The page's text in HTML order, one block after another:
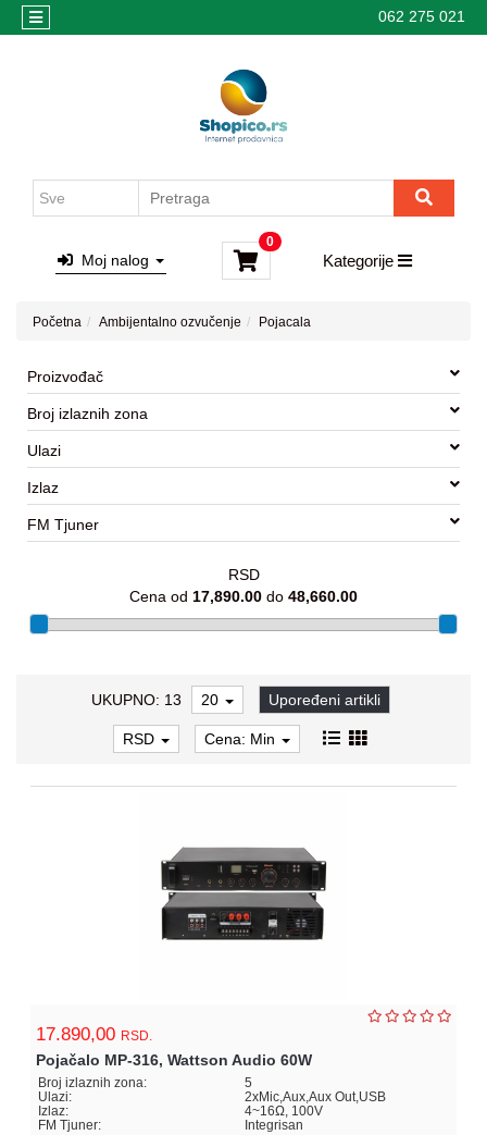
062 275 021
Moj nalog
0
Kategorije
Kategorije
Kontrola
grejanje
Motori
Automatski
Ormarici-
Kasete-
Konzole
Gaming
bebe
zabava
decu
Kancelarija
Motori
Saveti
Početna Ambijentalno ozvučenje Pojacala
Proizvođač
Broj izlaznih zona
Ulazi
Izlaz
FM Tjuner
RSD
Cena od 17,890.00 do 48,660.00
UKUPNO: 13 20 Upoređeni artikli
RSD Cena: Min
17.890,00 RSD.
Pojačalo MP-316, Wattson Audio 60W
Broj izlaznih zona:
5
Ulazi:
2xMic,Aux,Aux Out,USB
Izlaz:
4~16Ω, 100V
FM Tjuner:
Integrisan